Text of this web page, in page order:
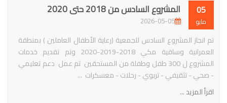
05
مايو
المشروع السادس من 2018 حتى 2020
2026-05-05
تم انجاز المشروع السادس للجمعية (رعاية الأطفال العاملين ) بمنطقة
العمرانية وساقية مكي 2018-2019-2020 وتم تقديم خدمات
المشروع ل 300 طفل وطفلة من المستحقين تم عمل دعم تعليمي
- صحي - تثقيفي - تربوي - رحلات - معسكرات ...
اقرأ المزيد ...